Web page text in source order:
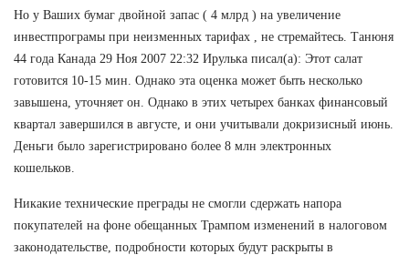
Но у Ваших бумаг двойной запас ( 4 млрд ) на увеличение
инвестпрограмы при неизменных тарифах , не стремайтесь. Танюня
44 года Канада 29 Ноя 2007 22:32 Ирулька писал(а): Этот салат
готовится 10-15 мин. Однако эта оценка может быть несколько
завышена, уточняет он. Однако в этих четырех банках финансовый
квартал завершился в августе, и они учитывали докризисный июнь.
Деньги было зарегистрировано более 8 млн электронных
кошельков.
Никакие технические преграды не смогли сдержать напора
покупателей на фоне обещанных Трампом изменений в налоговом
законодательстве, подробности которых будут раскрыты в